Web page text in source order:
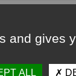
and gives
ALL